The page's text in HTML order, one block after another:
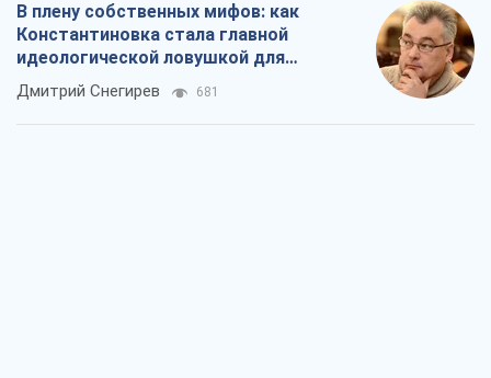
В плену собственных мифов: как
Константиновка стала главной
идеологической ловушкой для
российских оккупантов
Дмитрий Снегирев 681